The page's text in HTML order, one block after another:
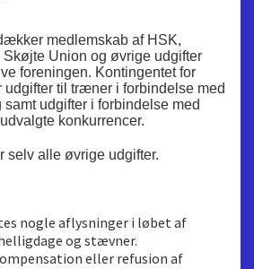
medlemskab af HSK,
Skøjte Union og øvrige udgifter
foreningen. Kontingentet for
til træner i forbindelse med
udgifter i forbindelse med
konkurrencer.
selv alle øvrige udgifter.
nogle aflysninger i løbet af
og stævner.
eller refusion af